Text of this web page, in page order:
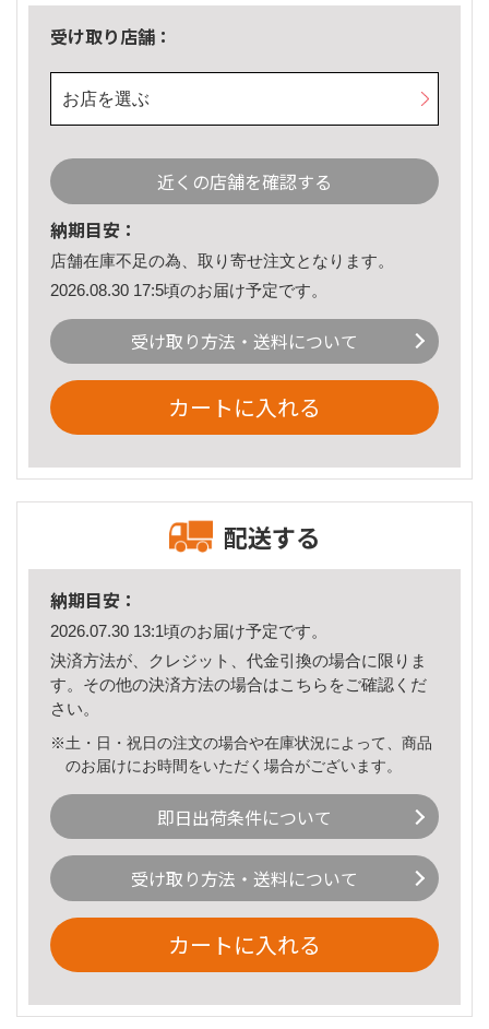
受け取り店舗：
お店を選ぶ
近くの店舗を確認する
納期目安：
店舗在庫不足の為、取り寄せ注文となります。
2026.08.30 17:5頃のお届け予定です。
受け取り方法・送料について
カートに入れる
配送する
納期目安：
2026.07.30 13:1頃のお届け予定です。
決済方法が、クレジット、代金引換の場合に限りま
す。その他の決済方法の場合はこちら をご確認くだ
さい。
※土・日・祝日の注文の場合や在庫状況によって、商品
のお届けにお時間をいただく場合がございます。
即日出荷条件について
受け取り方法・送料について
カートに入れる